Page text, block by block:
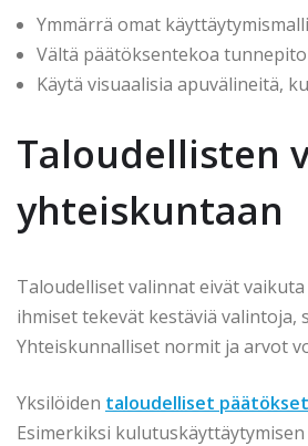
Ymmärrä omat
Vältä päätöksentekoa
Käytä visuaalisia apuvälineitä,
Taloudellisten
yhteiskuntaan
Taloudelliset valinnat eivät
ihmiset tekevät kestäviä valintoja,
Yhteiskunnalliset normit ja arvot
Yksilöiden taloudelliset päätökset
Esimerkiksi